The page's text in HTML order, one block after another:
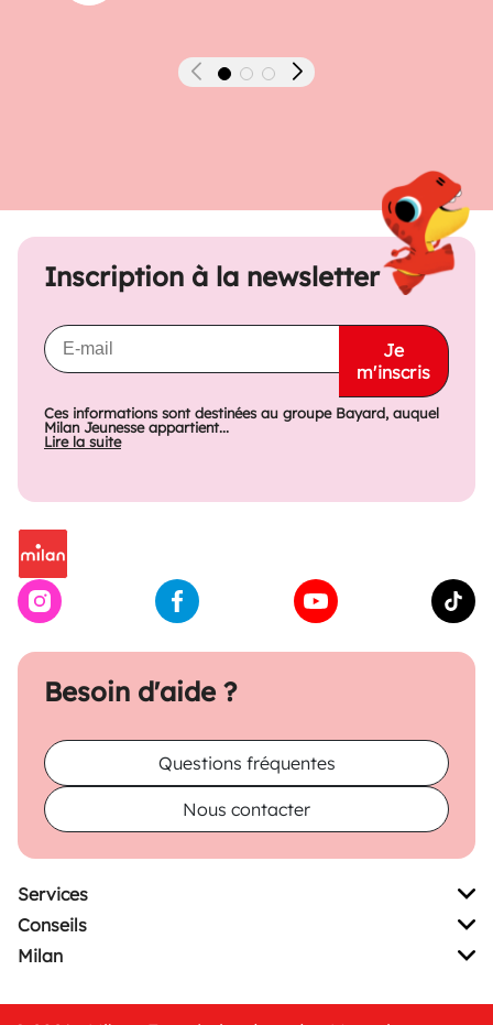
Précédent Suivant
Besoin d'aide ?
Questions fréquentes
Nous contacter
Inscription à la newsletter
Je
m'inscris
Ces informations sont destinées au groupe Bayard, auquel
Milan Jeunesse appartient...
Lire la suite
Services
Conseils
Milan